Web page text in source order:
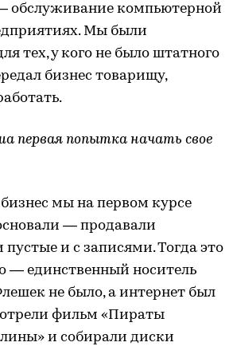
обслуживание компьютерной
Мы были
тех, у кого не было штатного
бизнес товарищу,
первая попытка начать свое
мы на первом курсе
— продавали
и с записями. Тогда это
— единственный носитель
не было, а интернет был
фильм «Пираты
и собирали диски